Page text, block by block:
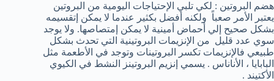
هضم البروتين : لكي تلبي الإحتياجات اليومية من البروتين
يعتبر الأمر صعباً ولكنه أفضل بكثير عندما لا يمكن إتقسيمه
بشكل صحيح إلي أحماض أمينية لا يمكن إمتصاصها. ولا يوجد
سوي عدد قليل من الإنزيمات البروتينية التي تحدث بشكل
طبيعي فالإنزيمات تكسر البروتينات وتوجد في الأطعمة مثل
البابايا ، الأناناس . يسمي إنزيم البروتينز النشط في الكيوي
الأكتيند .